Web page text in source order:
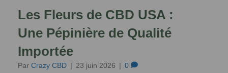
Les Fleurs de CBD USA :
Une Pépinière de Qualité
Importée
Par Crazy CBD | 23 juin 2026 | 0